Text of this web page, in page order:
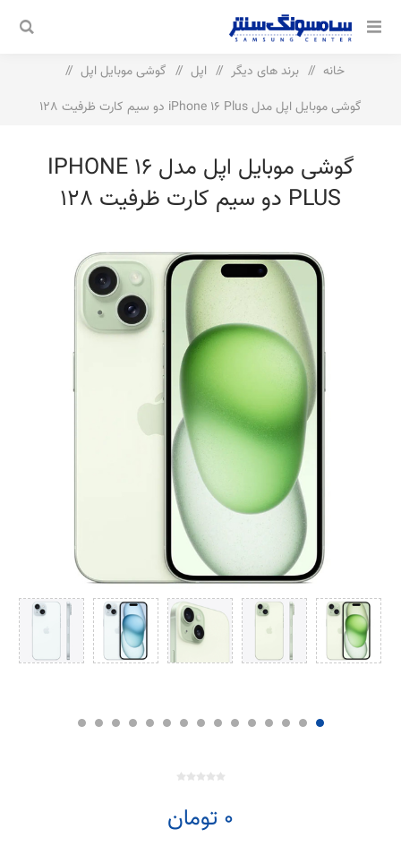
خانه / برند های دیگر / اپل / گوشی موبایل اپل
/
گوشی موبایل اپل مدل iPhone 16 Plus دو سیم‌ کارت ظرفیت 128
گوشی موبایل اپل مدل IPHONE 16
PLUS دو سیم‌ کارت ظرفیت 128
0 تومان